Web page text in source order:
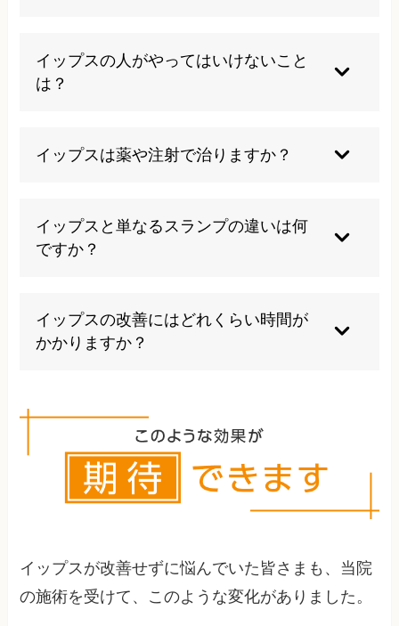
合は専門的なサポートやアプローチが必要です。
イップスの人がやってはいけないこと
は？
続けると、かえって症状が悪化することがありま
イップスは薬や注射で治りますか？
に心理的・神経的なアプローチが必要です。
イップスと単なるスランプの違いは何
ですか？
識のうちに体が動かなくなる点が大きな違いで
す。
イップスの改善にはどれくらい時間が
かかりますか？
とが多く、焦らず継続的なサポートが重要です。
イップスが改善せずに悩んでいた皆さまも、当院
の施術を受けて、このような変化がありました。